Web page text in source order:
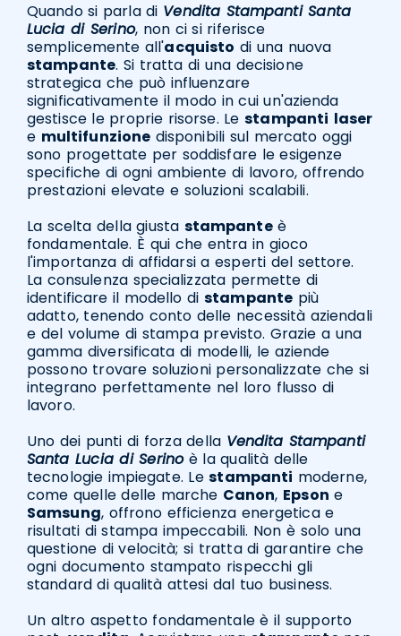
Quando si parla di Vendita Stampanti Santa
Lucia di Serino, non ci si riferisce
semplicemente all'acquisto di una nuova
stampante. Si tratta di una decisione
strategica che può influenzare
significativamente il modo in cui un'azienda
gestisce le proprie risorse. Lestampanti laser
e multifunzione disponibili sul mercato oggi
sono progettate per soddisfare le esigenze
specifiche di ogni ambiente di lavoro, offrendo
prestazioni elevate e soluzioni scalabili.
La scelta della giusta stampanteè
fondamentale. È qui che entra in gioco
l'importanza di affidarsi a esperti del settore.
La consulenza specializzata permette di
identificare il modello distampante più
adatto, tenendo conto delle necessità aziendali
e del volume di stampa previsto. Grazie a una
gamma diversificata di modelli, le aziende
possono trovare soluzioni personalizzate che si
integrano perfettamente nel loro flusso di
lavoro.
Uno dei punti di forza della Vendita Stampanti
Santa Lucia di Serinoè la qualità delle
tecnologie impiegate. Lestampanti moderne,
come quelle delle marche Canon, Epson e
Samsung, offrono efficienza energetica e
risultati di stampa impeccabili. Non è solo una
questione di velocità; si tratta di garantire che
ogni documento stampato rispecchi gli
standard di qualità attesi dal tuo business.
Un altro aspetto fondamentale è il supporto